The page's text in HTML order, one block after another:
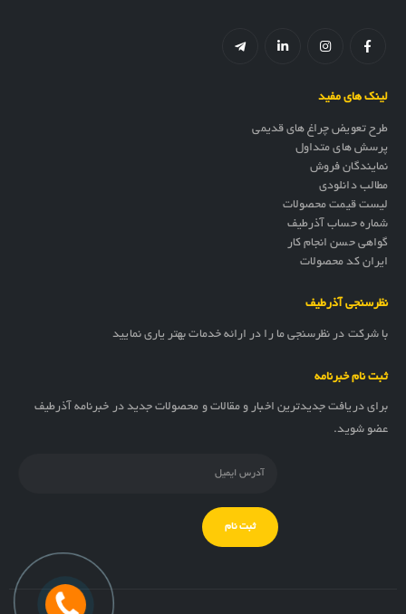
لینک های مفید
طرح تعویض چراغ های قدیمی
پرسش های متداول
نمایندگان فروش
مطالب دانلودی
لیست قیمت محصولات
شماره حساب آذرطیف
گواهی حسن انجام کار
ایران کد محصولات
نظرسنجی آذرطیف
با شرکت در نظرسنجی ما را در ارائه خدمات بهتر یاری نمایید
ثبت نام خبرنامه
برای دریافت جدیدترین اخبار و مقالات و محصولات جدید در خبرنامه آذرطیف
عضو شوید.